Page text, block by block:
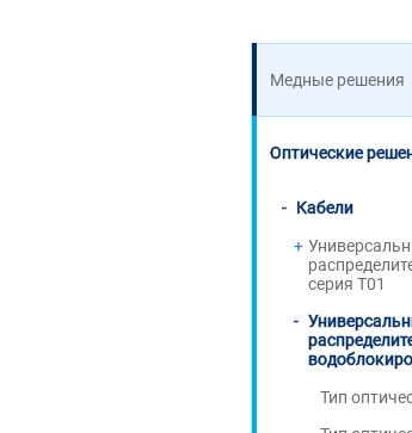
Медные решения
Оптические
Кабели
серия T01
Тип